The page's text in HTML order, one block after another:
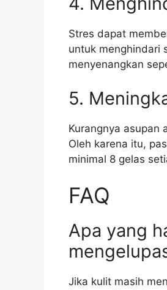
Stres dapat
untuk menghindari
menyenangkan
5.
Kurangnya asupan
Oleh karena itu,
minimal 8 gelas
FAQ
Apa yang
Jika kulit masih